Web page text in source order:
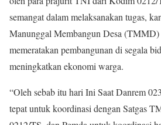
semangat dalam melaksanakan tugas,
Manunggal Membangun Desa
memeratakan pembangunan di segala
meningkatkan ekonomi warga.
“Oleh sebab itu hari Ini Saat Danrem
tepat untuk koordinasi dengan Satgas